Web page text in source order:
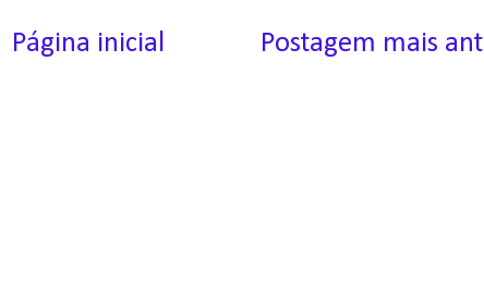
Postagem mais
Página inicial